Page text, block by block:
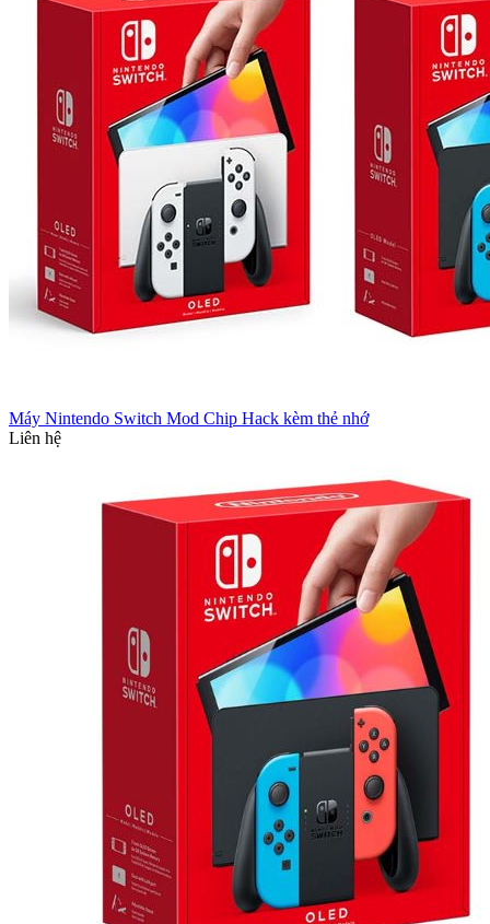
Máy Nintendo Switch Mod Chip Hack kèm thẻ nhớ
Liên hệ